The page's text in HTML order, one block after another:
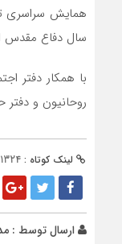
همایش سراسری
سال دفاع مقدس
با همکار دفتر
روحانیون و دفتر
لینک کوتاه :
ارسال توسط :